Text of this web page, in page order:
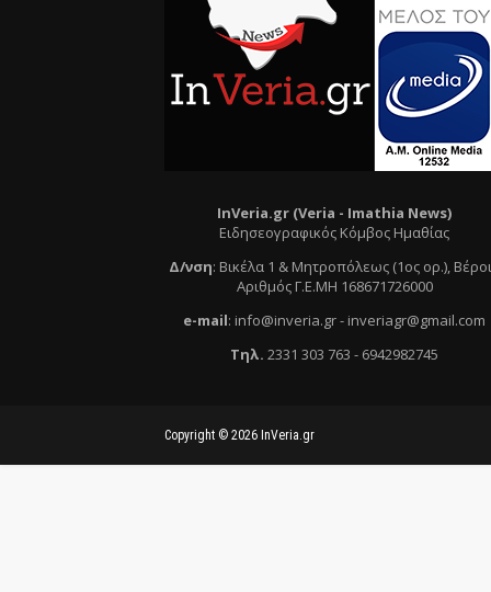
InVeria.gr (Veria - Ιmathia News)
Ειδησεογραφικός Κόμβος Ημαθίας
Δ/νση: Βικέλα 1 & Μητροπόλεως (1ος ορ.),
Αριθμός Γ.Ε.ΜΗ 168671726000
e-mail: info@inveria.gr- inveriagr@gmail.com
Τηλ. 2331 303 763 - 6942982745
Copyright © 2026 InVeria.gr